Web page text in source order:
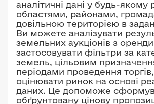
аналітичні дані у будь-якому
областями, районами,
довільною територією в
Ви можете аналізувати
земельних аукціонів з
застосовувати фільтри за
земель, цільовим
періодами проведення
оцінювати ринок на основі
даних. Це допоможе
обґрунтовану цінову